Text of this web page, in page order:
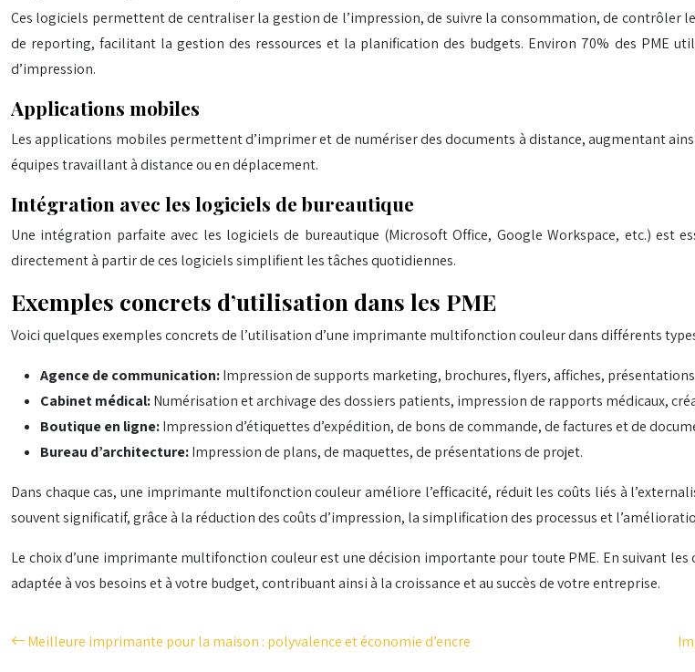
Ces logiciels permettent de centraliser la gestion de l’impression, de suivre la consommation, de contrôler
de reporting, facilitant la gestion des ressources et la planification des budgets. Environ 70% des PME
d’impression.
Applications mobiles
Les applications mobiles permettent d’imprimer et de numériser des documents à distance, augmentant
équipes travaillant à distance ou en déplacement.
Intégration avec les logiciels de bureautique
Une intégration parfaite avec les logiciels de bureautique (Microsoft Office, Google Workspace, etc.) est
directement à partir de ces logiciels simplifient les tâches quotidiennes.
Exemples concrets d’utilisation dans les PME
Voici quelques exemples concrets de l’utilisation d’une imprimante multifonction couleur dans différents
Agence de communication:Impression de supports marketing, brochures, flyers, affiches,
Cabinet médical:Numérisation et archivage des dossiers patients, impression de rapports médicaux,
Boutique en ligne:Impression d’étiquettes d’expédition, de bons de commande, de factures et de
Bureau d’architecture:Impression de plans, de maquettes, de présentations de projet.
Dans chaque cas, une imprimante multifonction couleur améliore l’efficacité, réduit les coûts liés à
souvent significatif, grâce à la réduction des coûts d’impression, la simplification des processus et
Le choix d’une imprimante multifonction couleur est une décision importante pour toute PME. En suivant
adaptée à vos besoins et à votre budget, contribuant ainsi à la croissance et au succès de votre entreprise.
Meilleure imprimante pour la maison : polyvalence et économie d’encre